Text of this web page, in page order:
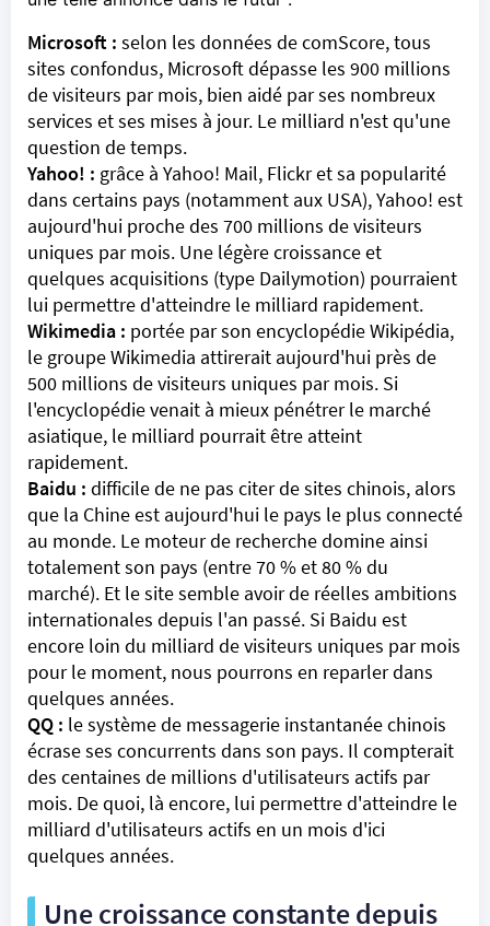
Microsoft : selon les données de comScore, tous
sites confondus, Microsoft dépasse les 900 millions
de visiteurs par mois, bien aidé par ses nombreux
services et ses mises à jour. Le milliard n'est qu'une
question de temps.
Yahoo! : grâce à Yahoo! Mail, Flickr et sa popularité
dans certains pays (notamment aux USA), Yahoo! est
aujourd'hui proche des 700 millions de visiteurs
uniques par mois. Une légère croissance et
quelques acquisitions (type Dailymotion) pourraient
lui permettre d'atteindre le milliard rapidement.
Wikimedia : portée par son encyclopédie Wikipédia,
le groupe Wikimedia attirerait aujourd'hui près de
500 millions de visiteurs uniques par mois. Si
l'encyclopédie venait à mieux pénétrer le marché
asiatique, le milliard pourrait être atteint
rapidement.
Baidu : difficile de ne pas citer de sites chinois, alors
que la Chine est aujourd'hui le pays le plus connecté
au monde. Le moteur de recherche domine ainsi
totalement son pays (entre 70 % et 80 % du
marché). Et le site semble avoir de réelles ambitions
internationales depuis l'an passé. Si Baidu est
encore loin du milliard de visiteurs uniques par mois
pour le moment, nous pourrons en reparler dans
quelques années.
QQ : le système de messagerie instantanée chinois
écrase ses concurrents dans son pays. Il compterait
des centaines de millions d'utilisateurs actifs par
mois. De quoi, là encore, lui permettre d'atteindre le
milliard d'utilisateurs actifs en un mois d'ici
quelques années.
Une croissance constante depuis